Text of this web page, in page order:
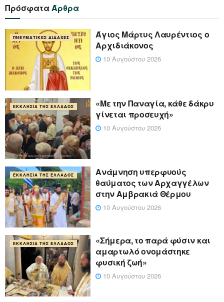
ΠρόσφαταΆρθρα
ΠΝΕΥΜΑΤΙΚΈΣ ΔΙΔΑΧΈΣ
Άγιος Μάρτυς Λαυρέντιος ο
Αρχιδιάκονος
10 Αυγούστου 2026
ΕΚΚΛΗΣΊΑ ΤΗΣ ΕΛΛΆΔΟΣ
«Με την Παναγία, κάθε δάκρυ
γίνεται προσευχή»
10 Αυγούστου 2026
ΕΚΚΛΗΣΊΑ ΤΗΣ ΕΛΛΆΔΟΣ
Ανάμνηση υπερφυούς
θαύματος των Αρχαγγέλων
στην Αμβρακιά Θέρμου
10 Αυγούστου 2026
ΕΚΚΛΗΣΊΑ ΤΗΣ ΕΛΛΆΔΟΣ
«Σήμερα, το παρά φύσιν και
αμαρτωλό ονομάστηκε
φυσική ζωή»
10 Αυγούστου 2026